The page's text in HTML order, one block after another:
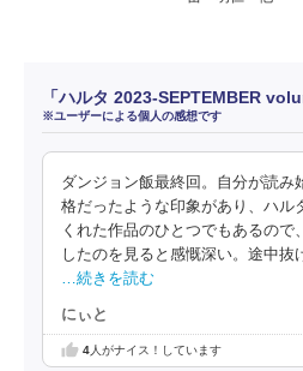
「ハルタ 2023-SEPTEMBER
※ユーザーによる個人の感想です
ダンジョン飯最終回。自分が読み
格だったような印象があり、ハル
くれた作品のひとつでもあるので
したのを見ると感慨深い。途中抜
…続きを読む
にぃと
4人がナイス！しています